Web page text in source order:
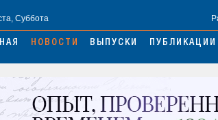
Суббота
НОВОСТИ ВЫПУСКИ ПУБЛИКАЦИИ